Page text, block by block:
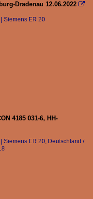
Dradenau 12.06.2022 
Siemens ER 20
4185 031-6, HH-
Siemens ER 20, Deutschland /